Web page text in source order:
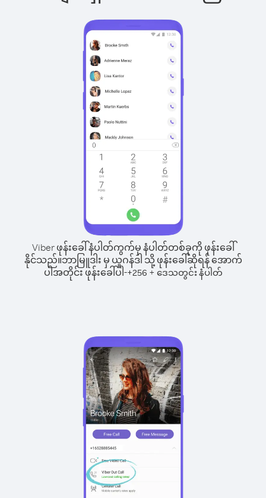
Viber ဖုန်းခေါ်နံပါတ်ကွက်မှ နံပါတ်တစ်ခုကို ဖုန်းခေါ်
နိုင်သည်။ဘာမြူဒါး မှ ယူဂန်ဒါ သို့ ဖုန်းခေါ်ဆိုရန် အောက်
ပါအတိုင်း ဖုန်းခေါ်ပါ-+256 + ဒေသတွင်း နံပါတ်